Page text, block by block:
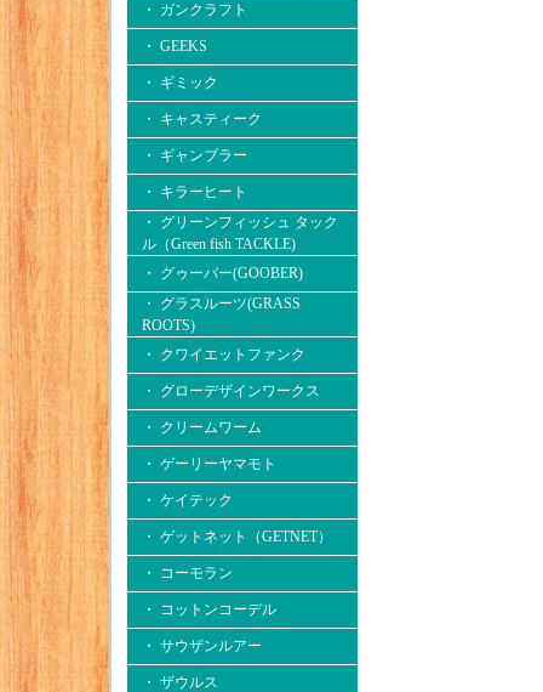
・ ガンクラフト
・ GEEKS
・ ギミック
・ キャスティーク
・ ギャンブラー
・ キラーヒート
・ グリーンフィッシュ タック
ル（Green fish TACKLE)
・ グゥーバー(GOOBER)
・ グラスルーツ(GRASS
ROOTS)
・ クワイエットファンク
・ グローデザインワークス
・ クリームワーム
・ ゲーリーヤマモト
・ ケイテック
・ ゲットネット（GETNET）
・ コーモラン
・ コットンコーデル
・ サウザンルアー
・ ザウルス